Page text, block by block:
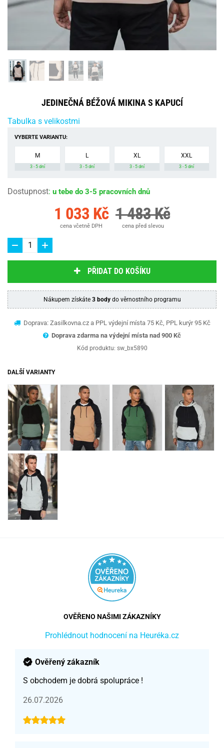
JEDINEČNÁ BÉŽOVÁ MIKINA S KAPUCÍ
Tabulka s velikostmi
VYBERTE VARIANTU:
M
3 - 5 dní
L
3 - 5 dní
XL
3 - 5 dní
XXL
3 - 5 dní
Dostupnost: u tebe do 3-5 pracovních dnů
1 033 Kč
cena včetně DPH
1 483 Kč
cena před slevou
PŘIDAT DO KOŠÍKU
Nákupem získáte 3 bodydo věrnostního programu
Doprava: Zasilkovna.cz a PPL výdejní místa 75 Kč, PPL kurýr 95 Kč
Doprava zdarma na výdejní místa nad 900 Kč
Kód produktu: sw_bx5890
DALŠÍ VARIANTY
OVĚŘENO NAŠIMI ZÁKAZNÍKY
Prohlédnout hodnocení na Heuréka.cz
Ověřený zákazník
S obchodem je dobrá spolupráce !
26.07.2026